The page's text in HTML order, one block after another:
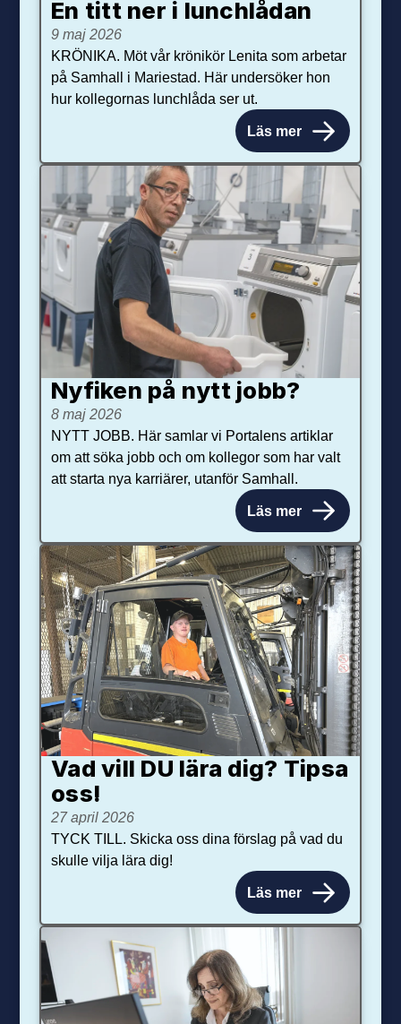
En titt ner i lunchlådan
9 maj 2026
KRÖNIKA. Möt vår krönikör Lenita som arbetar
på Samhall i Mariestad. Här undersöker hon
hur kollegornas lunchlåda ser ut.
Läs mer
Nyfiken på nytt jobb?
8 maj 2026
NYTT JOBB. Här samlar vi Portalens artiklar
om att söka jobb och om kollegor som har valt
att starta nya karriärer, utanför Samhall.
Läs mer
Vad vill DU lära dig? Tipsa
oss!
27 april 2026
TYCK TILL. Skicka oss dina förslag på vad du
skulle vilja lära dig!
Läs mer